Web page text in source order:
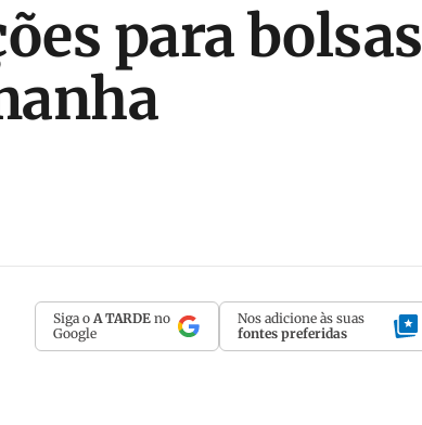
para bolsas
Siga o A TARDE no
Google
Nos adicione às suas
fontes preferidas